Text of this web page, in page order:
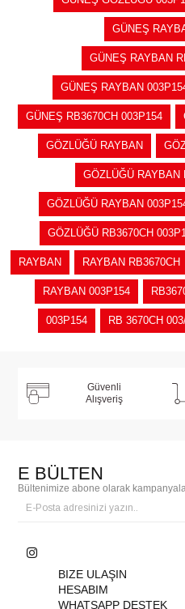
GÜNEŞ
GÜNEŞ RAYBAN
GÜNEŞ RAYBAN
GÜNEŞ RB3670CH 003P154
GÖZLÜĞÜ RAYBAN
GÖZLÜĞÜ RAYBAN
GÖZLÜĞÜ RAYBAN
GÖZLÜĞÜ RB3670CH
RAYBAN RAYBAN RB3670CH
RAYBAN 003P154
003P154 RB 3670CH
Güvenli
Alışveriş
E BÜLTEN
Bültenimize abone olarak
BIZE ULAŞIN
HESABIM
WHATSAPP DESTEK